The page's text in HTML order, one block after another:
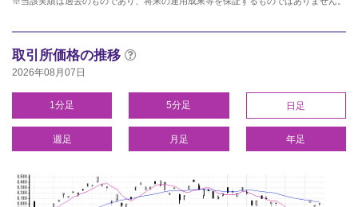
取引所価格の推移
2026年08月07日
1分足 5分足 日足
週足 月足 年足